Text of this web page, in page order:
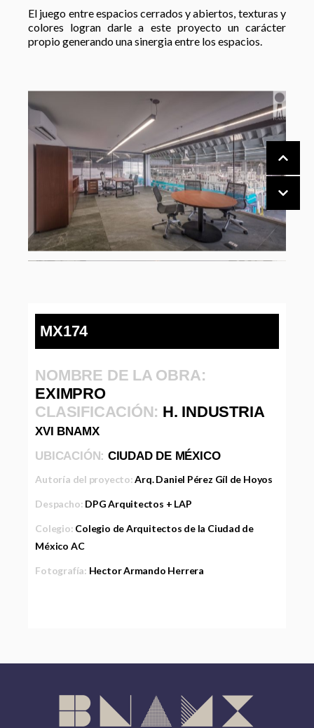
El juego entre espacios cerrados y abiertos, texturas y
colores logran darle a este proyecto un carácter
propio generando una sinergia entre los espacios.
MX174
NOMBRE DE LA OBRA:
EXIMPRO
CLASIFICACIÓN: H. INDUSTRIA
XVI BNAMX
UBICACIÓN: CIUDAD DE MÉXICO
Autoría del proyecto:Arq. Daniel Pérez Gíl de Hoyos
Despacho: DPG Arquitectos + LAP
Colegio: Colegio de Arquitectos de la Ciudad de
México AC
Fotografía: Hector Armando Herrera